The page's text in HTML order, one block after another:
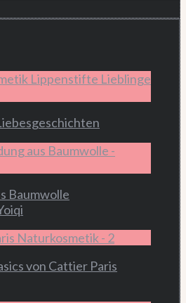
Baumwolle
von Cattier Paris